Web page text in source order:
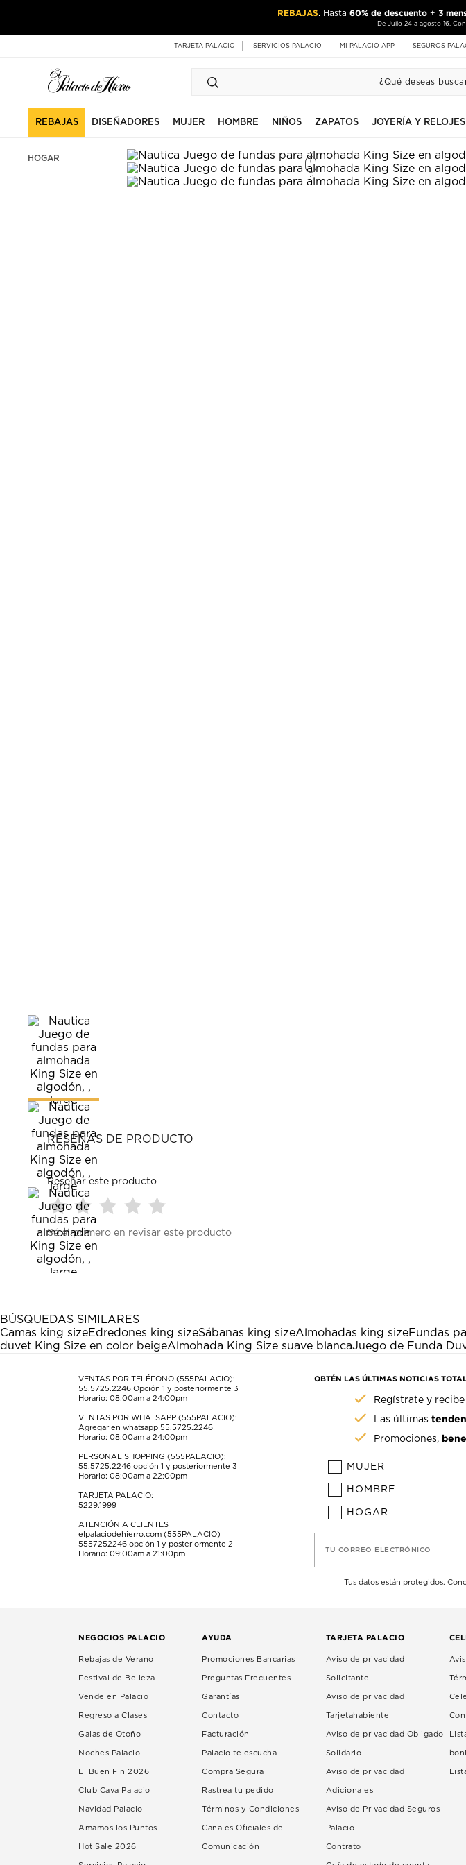
REBAJAS. Hasta 60% de descuento + 3
De Julio 24 a agosto 16.
TARJETA PALACIO SERVICIOS PALACIO MI PALACIO APP SEGUROS
REBAJAS DISEÑADORES MUJER HOMBRE NIÑOS ZAPATOS JOYERÍA Y RELOJES
HOGAR
RESEÑAS DE PRODUCTO
Reseñar este producto
Seleccionar
para
calificar
el
artículo
estrella
Esta
acción
abrirá
formulario
Seleccionar
para
calificar
el
artículo
estrellas.
Esta
acción
abrirá
formulario
de
para
calificar
estrellas.
Esta
acción
abrirá
formulario
de
para
estrellas.
Esta
acción
abrirá
formulario
de
para
Esta
acción
abrirá
formulario
de
envío.
Sé el primero en revisar este producto
BÚSQUEDAS SIMILARES
Camas king sizeEdredones king sizeSábanas king sizeAlmohadas king sizeFundas
duvet King Size en color beigeAlmohada King Size suave blancaJuego de Funda
VENTAS POR TELÉFONO (555PALACIO):
55.5725.2246 Opción 1 y posteriormente 3
Horario: 08:00am a 24:00pm
VENTAS POR WHATSAPP (555PALACIO):
Agregar en whatsapp 55.5725.2246
Horario: 08:00am a 24:00pm
PERSONAL SHOPPING (555PALACIO):
55.5725.2246 opción 1 y posteriormente 3
Horario: 08:00am a 22:00pm
TARJETA PALACIO:
5229.1999
ATENCIÓN A CLIENTES
elpalaciodehierro.com (555PALACIO)
5557252246 opción 1 y posteriormente 2
Horario: 09:00am a 21:00pm
OBTÉN LAS ÚLTIMAS NOTICIAS
Regístrate y
Las últimas
Promociones,
MUJER
HOMBRE
HOGAR
TU CORREO ELECTRÓNICO
Tus datos están protegidos.
NEGOCIOS PALACIO
Rebajas de Verano
Festival de Belleza
Vende en Palacio
Regreso a Clases
Galas de Otoño
Noches Palacio
El Buen Fin 2026
Club Cava Palacio
Navidad Palacio
Amamos los Puntos
Hot Sale 2026
AYUDA
Promociones Bancarias
Preguntas Frecuentes
Garantías
Contacto
Facturación
Palacio te escucha
Compra Segura
Rastrea tu pedido
Términos y Condiciones
Canales Oficiales de
Comunicación
TARJETA PALACIO
Aviso de privacidad
Solicitante
Aviso de privacidad
Tarjetahabiente
Aviso de privacidad Obligado
Solidario
Aviso de privacidad
Adicionales
Aviso de Privacidad Seguros
Palacio
Contrato